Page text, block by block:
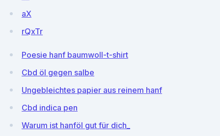
aX
rQxTr
Poesie hanf baumwoll-t-shirt
Cbd öl gegen salbe
Ungebleichtes papier aus reinem hanf
Cbd indica pen
Warum ist hanföl gut für dich_